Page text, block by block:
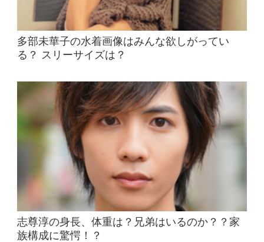
多部未華子の水着画像はみんな欲しがってい
る？ スリーサイズは？
志尊淳の身長、体重は？兄弟はいるのか？？家
族構成に驚愕！？